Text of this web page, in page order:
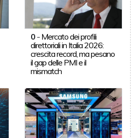
0 - Mercato dei profili
direttoriali in Italia 2026:
crescita record, ma pesano
il gap delle PMI e il
mismatch